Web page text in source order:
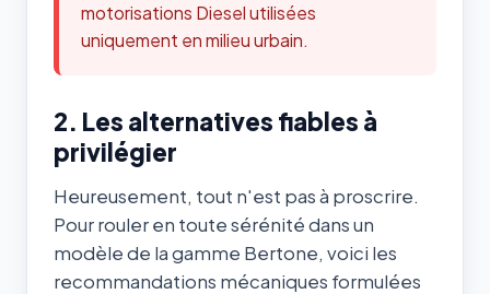
motorisations Diesel utilisées
uniquement en milieu urbain.
2. Les alternatives fiables à
privilégier
Heureusement, tout n'est pas à proscrire.
Pour rouler en toute sérénité dans un
modèle de la gamme Bertone, voici les
recommandations mécaniques formulées